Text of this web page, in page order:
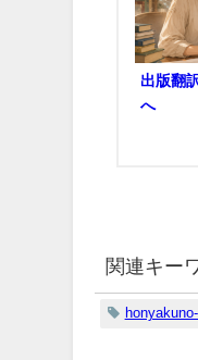
出版翻
へ
関連キー